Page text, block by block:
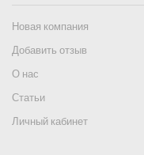
Новая компания
Добавить отзыв
О нас
Статьи
Личный кабинет